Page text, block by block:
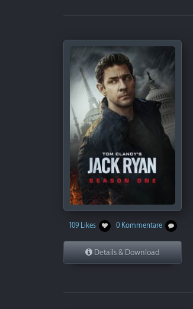
109 Likes 0 Kommentare
Details & Download